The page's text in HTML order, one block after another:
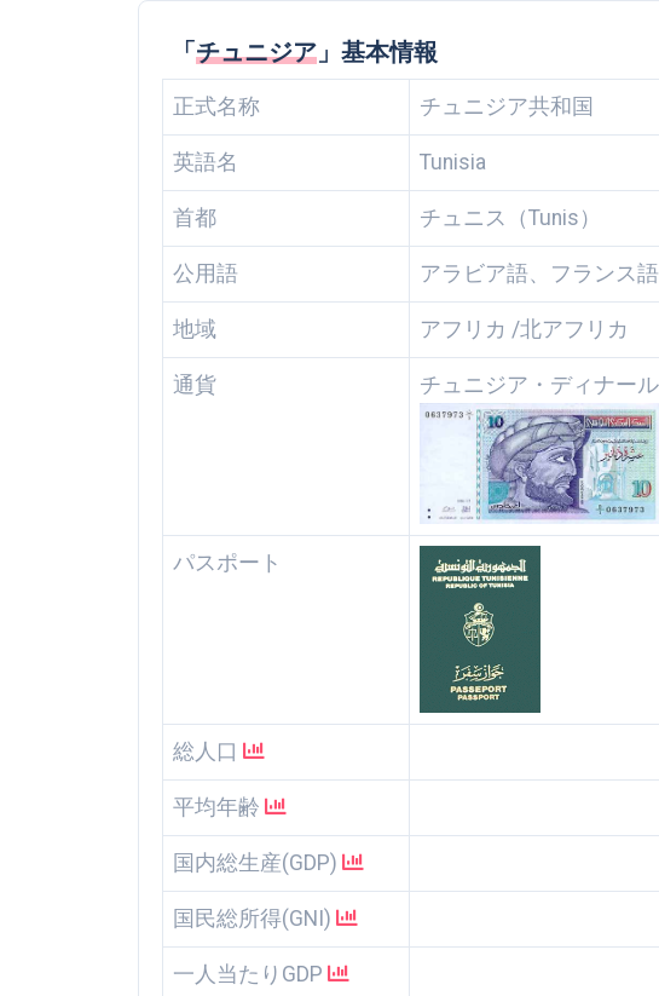
「チュニジア 」基本情報
正式名称 チュニジア共和国
英語名 Tunisia
首都 チュニス（Tunis）
公用語 アラビア語、フランス語
地域 アフリカ /北アフリカ
通貨
パスポート
総人口
平均年齢
国内総生産(GDP)
国民総所得(GNI)
一人当たりGDP